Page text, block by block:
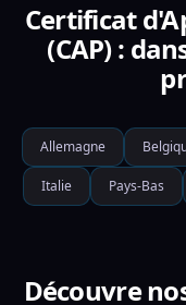
Certificat
(CAP) :
Allemagne
Italie Pays-Bas
Découvre